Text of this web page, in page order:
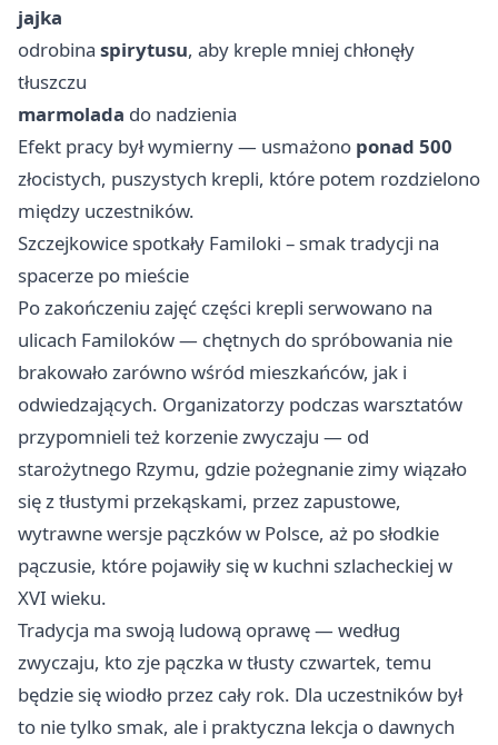
jajka
odrobina spirytusu, aby kreple mniej chłonęły
tłuszczu
marmolada do nadzienia
Efekt pracy był wymierny — usmażono ponad 500
złocistych, puszystych krepli, które potem rozdzielono
między uczestników.
Szczejkowice spotkały Familoki – smak tradycji na
spacerze po mieście
Po zakończeniu zajęć części krepli serwowano na
ulicach Familoków — chętnych do spróbowania nie
brakowało zarówno wśród mieszkańców, jak i
odwiedzających. Organizatorzy podczas warsztatów
przypomnieli też korzenie zwyczaju — od
starożytnego Rzymu, gdzie pożegnanie zimy wiązało
się z tłustymi przekąskami, przez zapustowe,
wytrawne wersje pączków w Polsce, aż po słodkie
pączusie, które pojawiły się w kuchni szlacheckiej w
XVI wieku.
Tradycja ma swoją ludową oprawę — według
zwyczaju, kto zje pączka w tłusty czwartek, temu
będzie się wiodło przez cały rok. Dla uczestników był
to nie tylko smak, ale i praktyczna lekcja o dawnych